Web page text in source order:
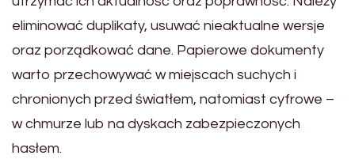
eliminować duplikaty, usuwać nieaktualne wersje
oraz porządkować dane. Papierowe dokumenty
warto przechowywać w miejscach suchych i
chronionych przed światłem, natomiast cyfrowe –
w chmurze lub na dyskach zabezpieczonych
hasłem.